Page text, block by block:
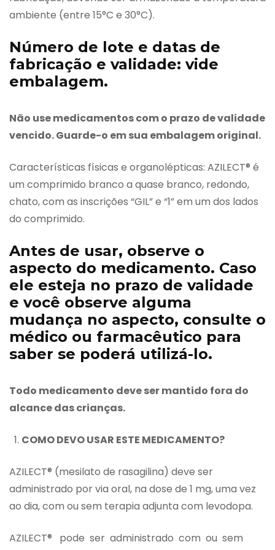
ambiente (entre 15°C e 30°C).
Número de lote e datas de
fabricação e validade: vide
embalagem.
Não use medicamentos com o prazo de validade
vencido. Guarde-o em sua embalagem original.
Características físicas e organolépticas: AZILECT® é
um comprimido branco a quase branco, redondo,
chato, com as inscrições “GIL” e “1” em um dos lados
do comprimido.
Antes de usar, observe o
aspecto do medicamento. Caso
ele esteja no prazo de validade
e você observe alguma
mudança no aspecto, consulte o
médico ou farmacêutico para
saber se poderá utilizá-lo.
Todo medicamento deve ser mantido fora do
alcance das crianças.
COMO DEVO USAR ESTE MEDICAMENTO?
AZILECT® (mesilato de rasagilina) deve ser
administrado por via oral, na dose de 1 mg, uma vez
ao dia, com ou sem terapia adjunta com levodopa.
AZILECT® pode ser administrado com ou sem